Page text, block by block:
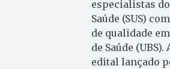
especialistas
Saúde (SUS)
de qualidade
de Saúde
edital lançado